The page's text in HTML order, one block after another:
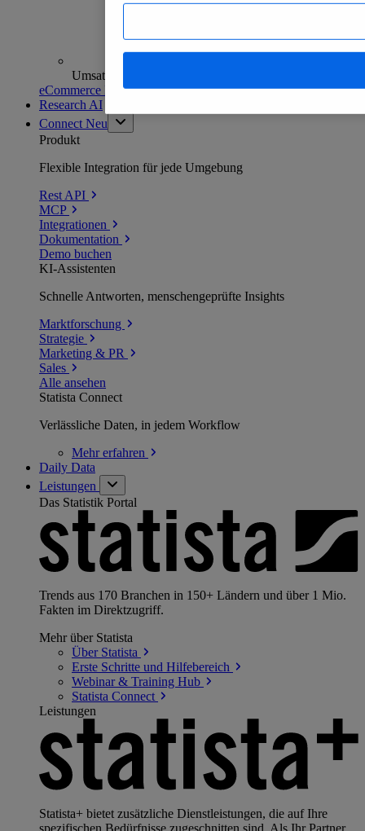
Umsatzanalysen und -prognosen
eCommerce Insights entdecken
Research AI
Connect Neu
Produkt
Flexible Integration für jede Umgebung
Rest API
MCP
Integrationen
Dokumentation
Demo buchen
KI-Assistenten
Schnelle Antworten, menschengeprüfte Insights
Marktforschung
Strategie
Marketing & PR
Sales
Alle ansehen
Statista Connect
Verlässliche Daten, in jedem Workflow
Mehrerfahren
Daily Data
Leistungen
Das Statistik Portal
Trends aus 170 Branchen in 150+ Ländern und über 1 Mio.
Fakten im Direktzugriff.
Mehr über Statista
Über Statista
Erste Schritte und Hilfebereich
Webinar & Training Hub
Statista Connect
Leistungen
Statista+ bietet zusätzliche Dienstleistungen, die auf Ihre
spezifischen Bedürfnisse zugeschnitten sind. Als Ihr Partner